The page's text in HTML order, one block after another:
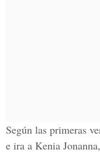
Según las primeras
e ira a Kenia